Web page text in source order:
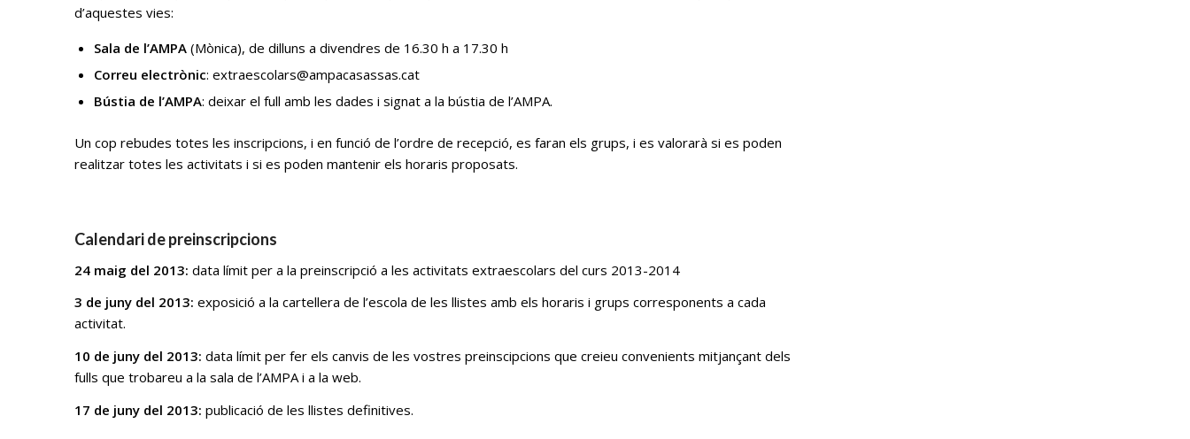
d’aquestes vies:
Sala de l’AMPA(Mònica), de dilluns a divendres de 16.30 h a 17.30 h
Correu electrònic: extraescolars@ampacasassas.cat
Bústia de l’AMPA: deixar el full amb les dades i signat a la bústia de l’AMPA.
Un cop rebudes totes les inscripcions, i en funció de l’ordre de recepció, es faran els grups, i es valorarà si es poden
realitzar totes les activitats i si es poden mantenir els horaris proposats.
Calendari de preinscripcions
24 maig del 2013: data límit per a la preinscripció a les activitats extraescolars del curs 2013-2014
3 de juny del 2013: exposició a la cartellera de l’escola de les llistes amb els horaris i grups corresponents a cada
activitat.
10 de juny del 2013: data límit per fer els canvis de les vostres preinscipcions que creieu convenients mitjançant dels
fulls que trobareu a la sala de l’AMPA i a la web.
17 de juny del 2013: publicació de les llistes definitives.